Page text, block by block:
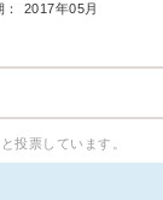
： 2017年05月
投票しています。